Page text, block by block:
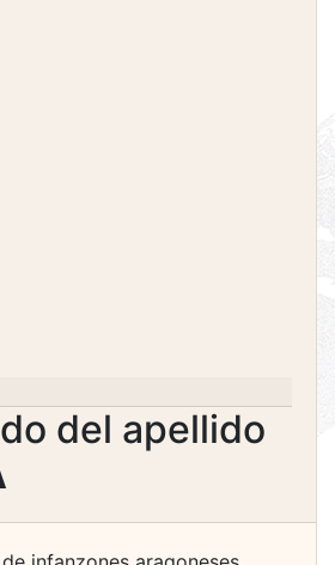
del apellido